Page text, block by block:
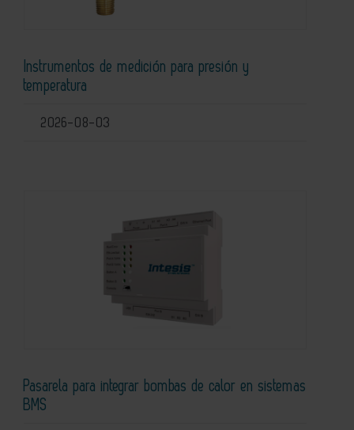
Instrumentos de medición para presión y
temperatura
2026-08-03
Pasarela para integrar bombas de calor en sistemas
BMS